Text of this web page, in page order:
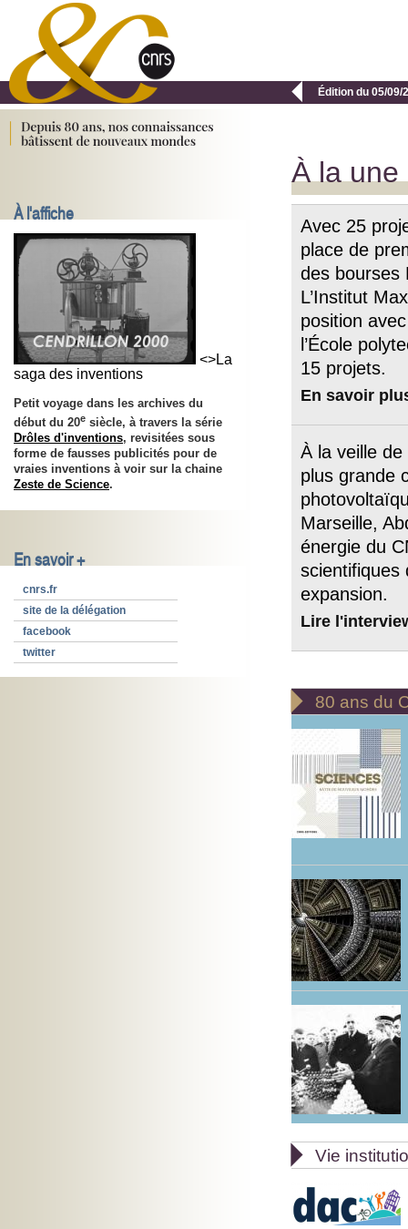
 Édition du 05/09/
À l'affiche
<>La
saga des inventions
Petit voyage dans les archives du
début du 20e siècle, à travers la série
Drôles d'inventions, revisitées sous
forme de fausses publicités pour de
vraies inventions à voir sur la chaine
Zeste de Science.
En savoir +
cnrs.fr
site de la délégation
facebook
twitter
À la une
Avec 25
place de
des bourses
L’Institut
position
l’École
15 projets.
En savoir
À la veille de
plus grande
Marseille,
énergie du
scientifiques
expansion.
Lire
 80 ans du
 Vie